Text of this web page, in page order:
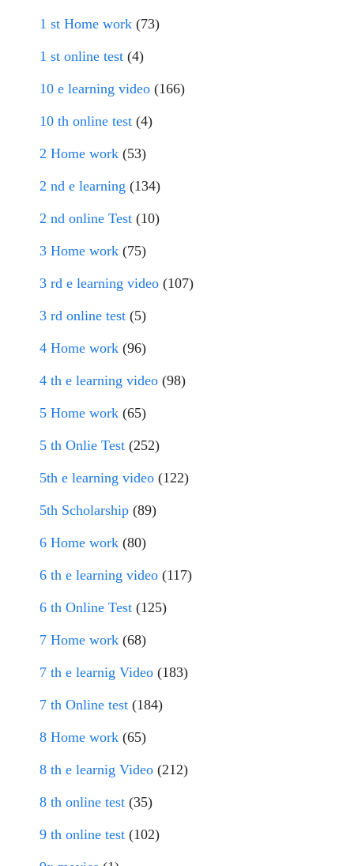
1 st Home work (73)
1 st online test (4)
10 e learning video (166)
10 th online test (4)
2 Home work (53)
2 nd e learning (134)
2 nd online Test (10)
3 Home work (75)
3 rd e learning video (107)
3 rd online test (5)
4 Home work (96)
4 th e learning video (98)
5 Home work (65)
5 th Onlie Test (252)
5th e learning video (122)
5th Scholarship (89)
6 Home work (80)
6 th e learning video (117)
6 th Online Test (125)
7 Home work (68)
7 th e learnig Video (183)
7 th Online test (184)
8 Home work (65)
8 th e learnig Video (212)
8 th online test (35)
9 th online test (102)